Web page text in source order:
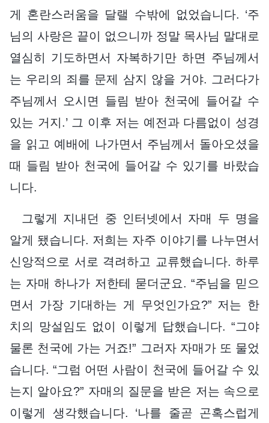
게 혼란스러움을 달랠 수밖에 없었습니다. ‘주
님의 사랑은 끝이 없으니까 정말 목사님 말대로
열심히 기도하면서 자복하기만 하면 주님께서
는 우리의 죄를 문제 삼지 않을 거야. 그러다가
주님께서 오시면 들림 받아 천국에 들어갈 수
있는 거지.’ 그 이후 저는 예전과 다름없이 성경
을 읽고 예배에 나가면서 주님께서 돌아오셨을
때 들림 받아 천국에 들어갈 수 있기를 바랐습
니다.
그렇게 지내던 중 인터넷에서 자매 두 명을
알게 됐습니다. 저희는 자주 이야기를 나누면서
신앙적으로 서로 격려하고 교류했습니다. 하루
는 자매 하나가 저한테 묻더군요. “주님을 믿으
면서 가장 기대하는 게 무엇인가요?” 저는 한
치의 망설임도 없이 이렇게 답했습니다. “그야
물론 천국에 가는 거죠!” 그러자 자매가 또 물었
습니다. “그럼 어떤 사람이 천국에 들어갈 수 있
는지 알아요?” 자매의 질문을 받은 저는 속으로
이렇게 생각했습니다. ‘나를 줄곧 곤혹스럽게